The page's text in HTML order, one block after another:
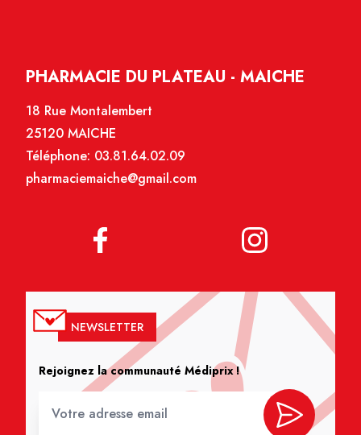
PHARMACIE DU PLATEAU - MAICHE
18 Rue Montalembert
25120 MAICHE
Téléphone: 03.81.64.02.09
pharmaciemaiche@gmail.com
NEWSLETTER
Rejoignez la communauté Médiprix !